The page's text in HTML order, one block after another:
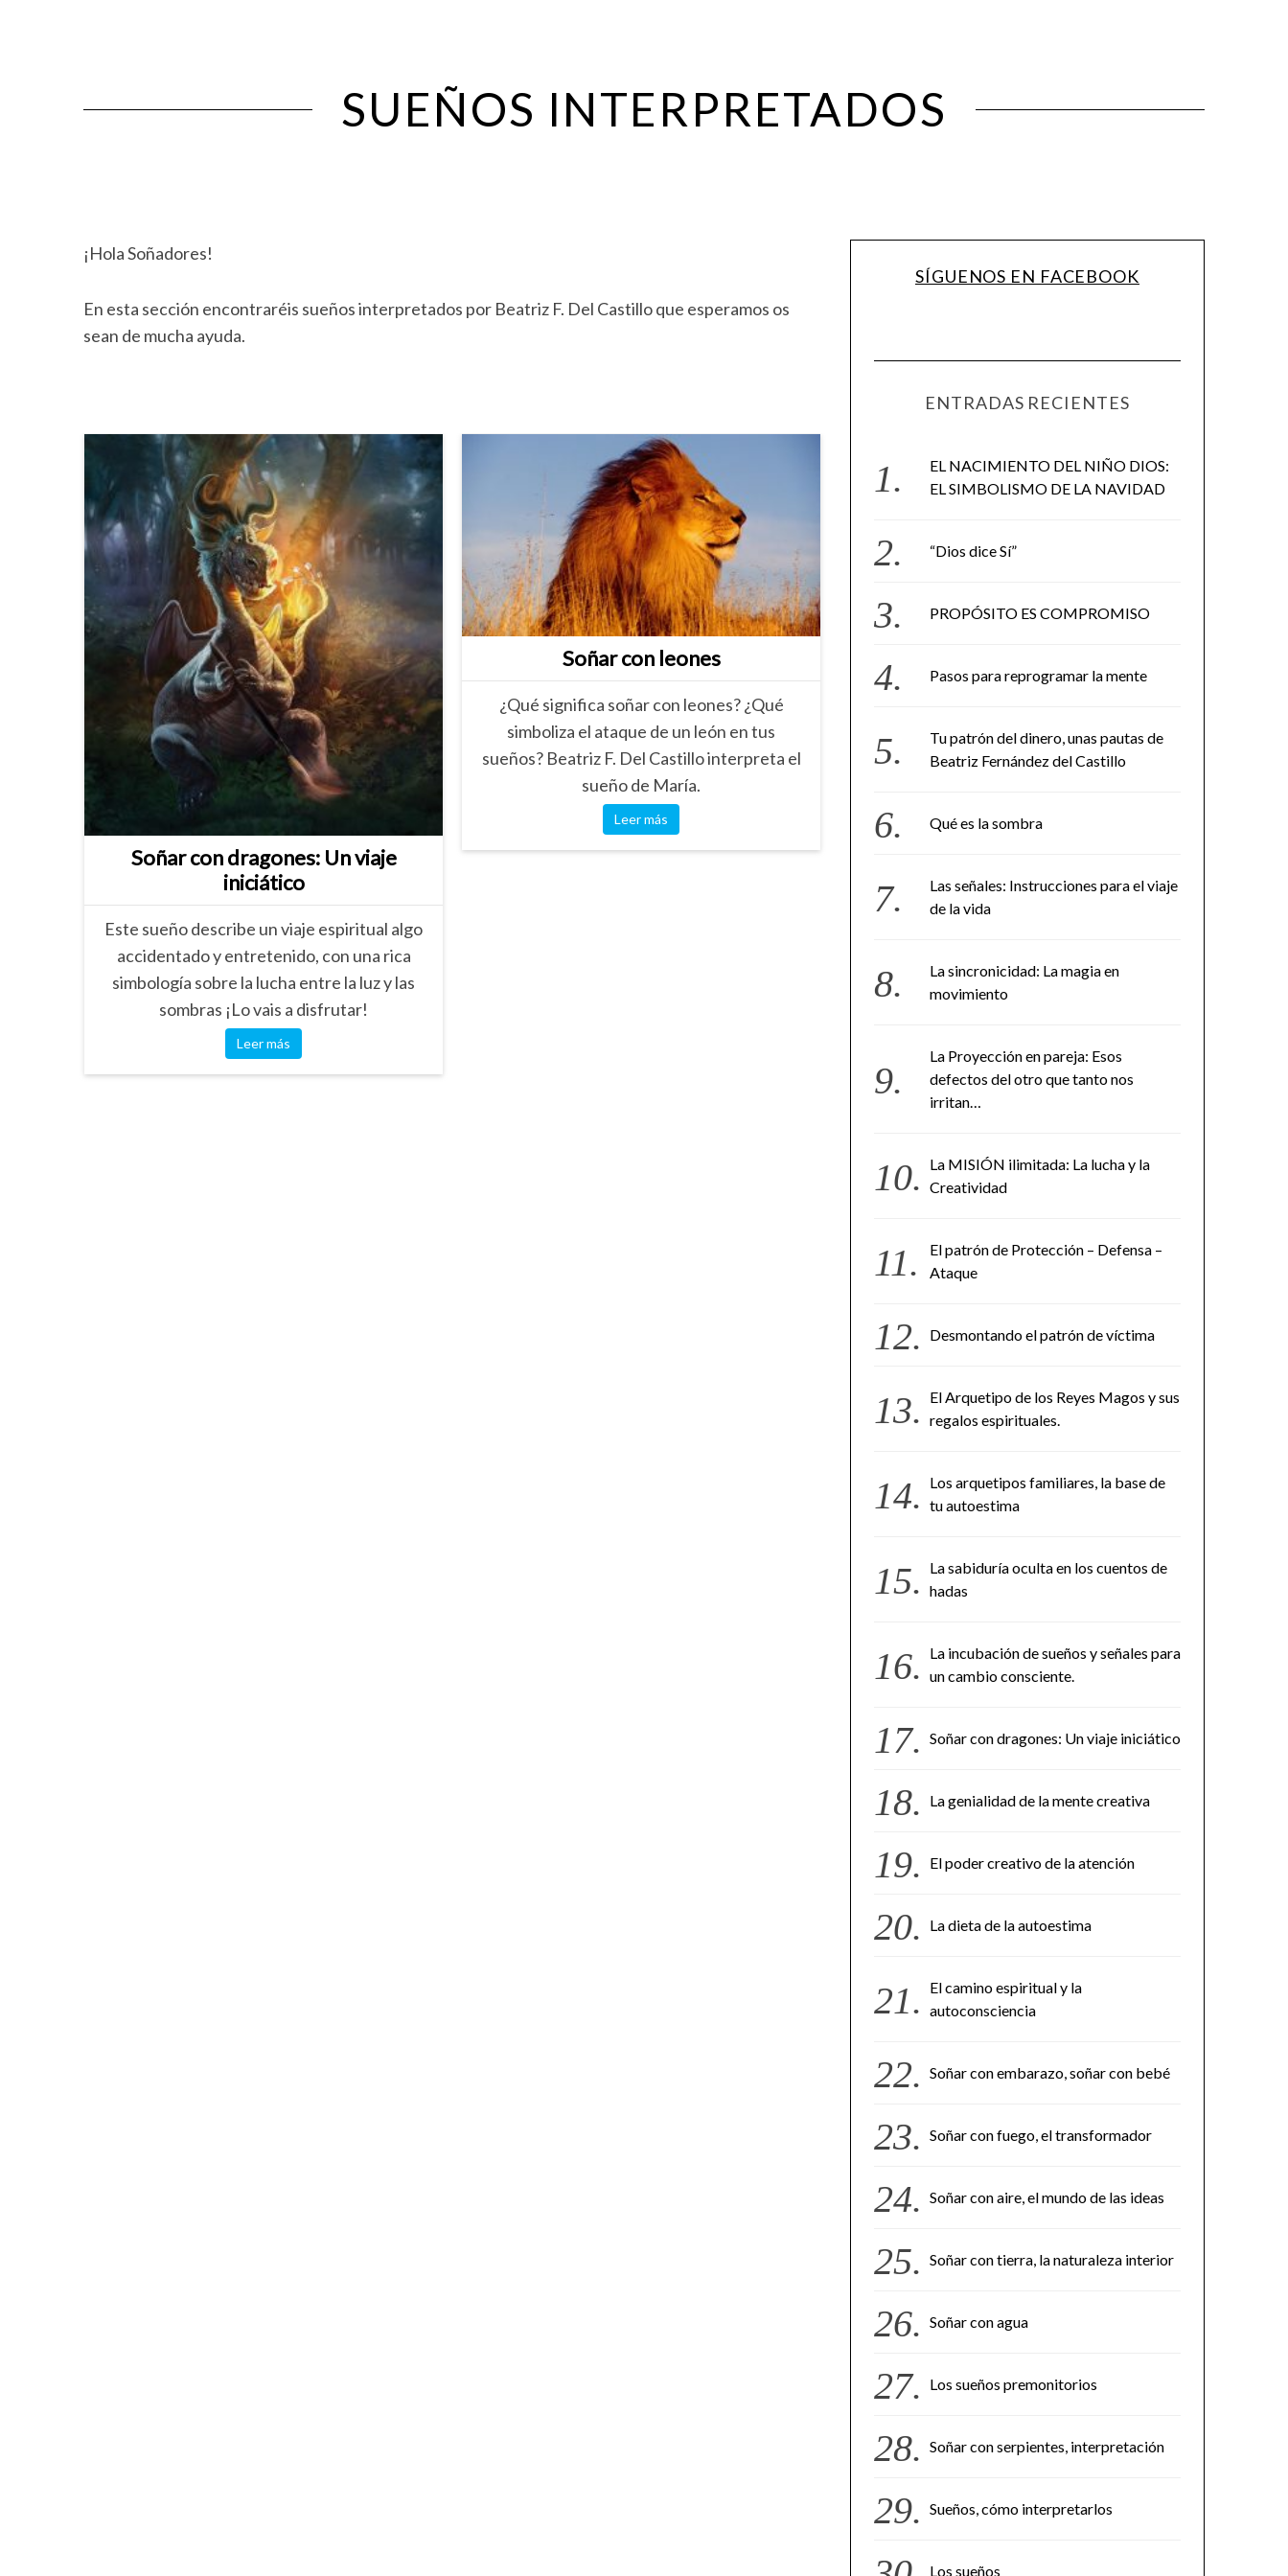
SUEÑOS INTERPRETADOS
¡Hola Soñadores!
En esta sección encontraréis sueños interpretados por Beatriz F. Del Castillo que esperamos os
sean de mucha ayuda.
Soñar con dragones: Un viaje
iniciático
Este sueño describe un viaje espiritual algo
accidentado y entretenido, con una rica
simbología sobre la lucha entre la luz y las
sombras ¡Lo vais a disfrutar!
Leer más
Soñar con leones
¿Qué significa soñar con leones? ¿Qué
simboliza el ataque de un león en tus
sueños? Beatriz F. Del Castillo interpreta el
sueño de María.
Leer más
SÍGUENOS EN FACEBOOK
ENTRADAS RECIENTES
EL NACIMIENTO DEL NIÑO DIOS:
EL SIMBOLISMO DE LA NAVIDAD
“Dios dice Sí”
PROPÓSITO ES COMPROMISO
Pasos para reprogramar la mente
Tu patrón del dinero, unas pautas de
Beatriz Fernández del Castillo
Qué es la sombra
Las señales: Instrucciones para el viaje
de la vida
La sincronicidad: La magia en
movimiento
La Proyección en pareja: Esos
defectos del otro que tanto nos
irritan…
La MISIÓN ilimitada: La lucha y la
Creatividad
El patrón de Protección – Defensa –
Ataque
Desmontando el patrón de víctima
El Arquetipo de los Reyes Magos y sus
regalos espirituales.
Los arquetipos familiares, la base de
tu autoestima
La sabiduría oculta en los cuentos de
hadas
La incubación de sueños y señales para
un cambio consciente.
Soñar con dragones: Un viaje iniciático
La genialidad de la mente creativa
El poder creativo de la atención
La dieta de la autoestima
El camino espiritual y la
autoconsciencia
Soñar con embarazo, soñar con bebé
Soñar con fuego, el transformador
Soñar con aire, el mundo de las ideas
Soñar con tierra, la naturaleza interior
Soñar con agua
Los sueños premonitorios
Soñar con serpientes, interpretación
Sueños, cómo interpretarlos
Los sueños